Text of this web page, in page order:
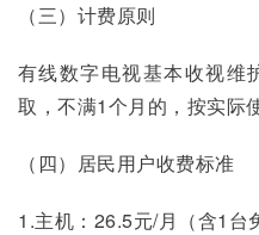
（三）计费原则
有线数字电视基本收视维
取，不满1个月的，按实际
（四）居民用户收费标准
1.主机：26.5元/月（含1台